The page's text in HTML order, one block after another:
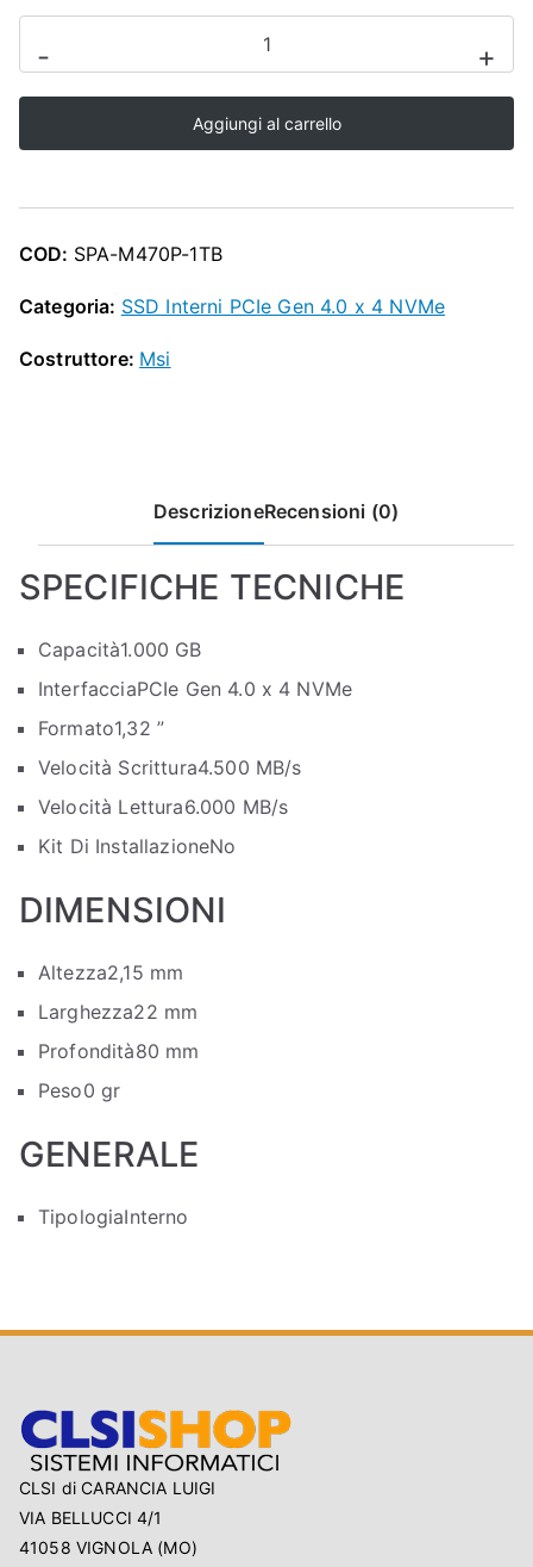
P
-
MSI
SSD
4.0
NVME
1TB
+
Aggiungi al carrello
COD: SPA-M470P-1TB
Categoria: SSD Interni PCIe Gen 4.0 x 4 NVMe
Costruttore: Msi
DescrizioneRecensioni (0)
SPECIFICHE TECNICHE
Capacità1.000 GB
InterfacciaPCIe Gen 4.0 x 4 NVMe
Formato1,32 ”
Velocità Scrittura4.500 MB/s
Velocità Lettura6.000 MB/s
Kit Di InstallazioneNo
DIMENSIONI
Altezza2,15 mm
Larghezza22 mm
Profondità80 mm
Peso0 gr
GENERALE
TipologiaInterno
CLSI di CARANCIA LUIGI
VIA BELLUCCI 4/1
41058 VIGNOLA (MO)